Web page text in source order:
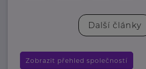
Další články
Zobrazit přehled společností